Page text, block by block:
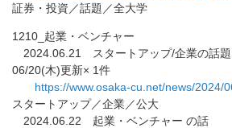
証券・投資／話題／全大学
1210_起業・ベンチャー
2024.06.21 スタートアップ/
06/20(木)更新× 1件
https://www.osaka-cu.net/news/2024/
スタートアップ／企業／公大
2024.06.22 起業・ベンチャー の話